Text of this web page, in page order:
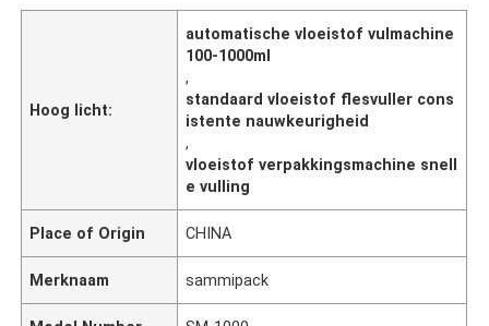
Hoog licht:
automatische vloeistof vulmachine
100-1000ml
,
standaard vloeistof flesvuller cons
istente nauwkeurigheid
,
vloeistof verpakkingsmachine snell
e vulling
Place of Origin CHINA
Merknaam sammipack